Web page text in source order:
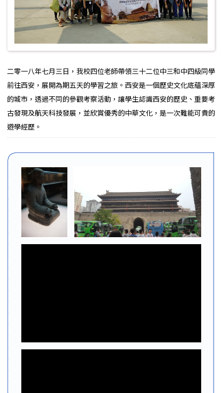
二零一八年七月三日，我校四位老師帶領三十二位中三和中四級同學
前往西安，展開為期五天的學習之旅。西安是一個歷史文化底蘊深厚
的城市，透過不同的參觀考察活動，讓學生認識西安的歷史、重要考
古發現及航天科技發展，並欣賞優秀的中華文化，是一次難能可貴的
遊學經歷。